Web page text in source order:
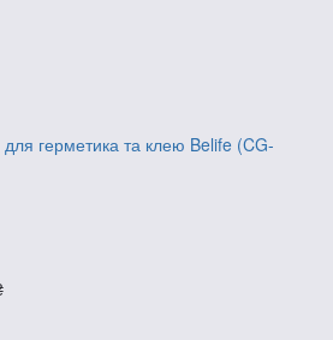
для герметика та клею Belife (CG-